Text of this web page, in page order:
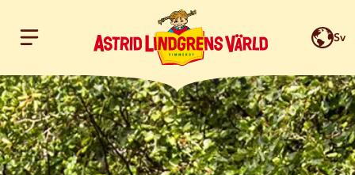
Hoppa till innehållet Sv